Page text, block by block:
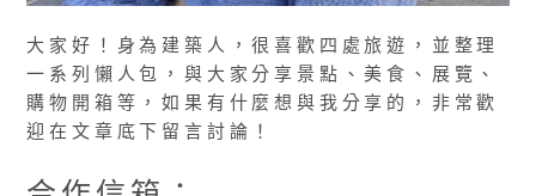
大家好！身為建築人，很喜歡四處旅遊，並整理
一系列懶人包，與大家分享景點、美食、展覽、
購物開箱等，如果有什麼想與我分享的，非常歡
迎在文章底下留言討論！